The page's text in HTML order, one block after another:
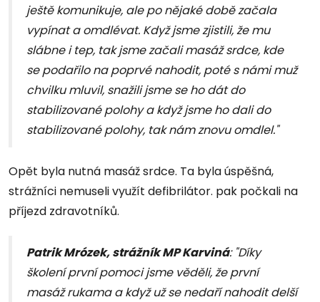
ještě komunikuje, ale po nějaké době začala
vypínat a omdlévat. Když jsme zjistili, že mu
slábne i tep, tak jsme začali masáž srdce, kde
se podařilo na poprvé nahodit, poté s námi muž
chvilku mluvil, snažili jsme se ho dát do
stabilizované polohy a když jsme ho dali do
stabilizované polohy, tak nám znovu omdlel."
Opět byla nutná masáž srdce. Ta byla úspěšná,
strážníci nemuseli využít defibrilátor. pak počkali na
příjezd zdravotníků.
Patrik Mrózek, strážník MP Karviná: "Díky
školení první pomoci jsme věděli, že první
masáž rukama a když už se nedaří nahodit delší